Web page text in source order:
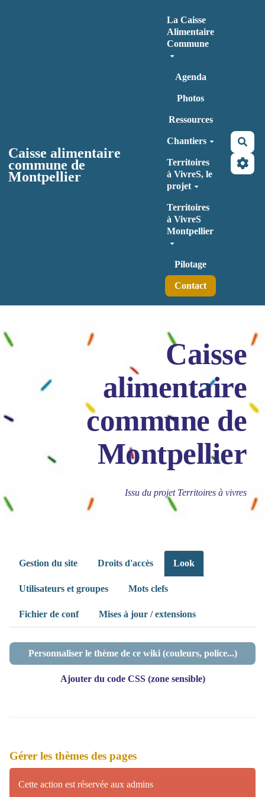
Caisse alimentaire
commune de
Montpellier
La Caisse
Alimentaire
Commune
Agenda
Photos
Ressources
Chantiers
Territoires
à VivreS, le
projet
Territoires
à VivreS
Montpellier
Pilotage
Contact
Caisse
alimentaire
commune de
Montpellier
Issu du projet Territoires à vivres
Gestion du site Droits d'accès Look
Utilisateurs et groupes Mots clefs
Fichier de conf Mises à jour / extensions
Personnaliser le thème de ce wiki (couleurs, police...)
Ajouter du code CSS (zone sensible)
Gérer les thèmes des pages
Cette action est réservée aux admins